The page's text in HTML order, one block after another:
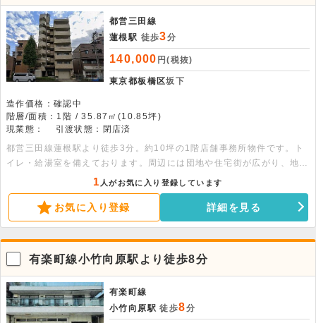
都営三田線
蓮根駅 徒歩3分
140,000 円(税抜)
東京都板橋区坂下
造作価格：確認中
階層/面積：1階 / 35.87㎡(10.85坪)
現業態：
引渡状態：閉店済
都営三田線蓮根駅より徒歩3分。約10坪の1階店舗事務所物件です。ト
イレ・給湯室を備えております。周辺には団地や住宅街が広がり、地域
住民を対象としたパーソナルジム・美容サロン・整体整骨院・ネイルア
イラッシュサロン・学習塾・各種スクールに適した立地です。オートロ
ックの活用もでき、建物裏の共用部から入室も可能ですので、業態に合
わせて出入りを選択できます。
1 人がお気に入り登録しています
お気に入り登録 詳細を見る
有楽町線小竹向原駅より徒歩8分
有楽町線
小竹向原駅 徒歩8分